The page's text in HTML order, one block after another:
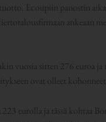
Ecoupiin panostin
ankeaan
vuosia sitten 276 euroa
ovat olleet
eurolla ja tässä kohtaa